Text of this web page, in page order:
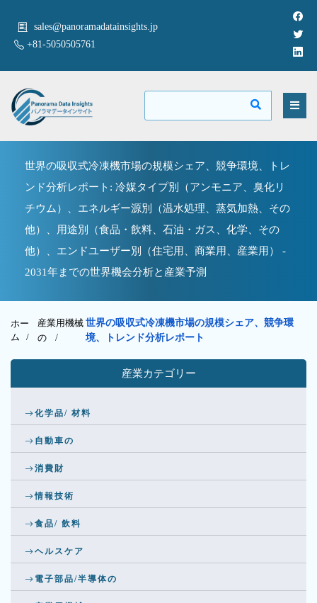
sales@panoramadatainsights.jp
+81-5050505761
世界の吸収式冷凍機市場の規模シェア、競争環境、トレ
ンド分析レポート: 冷媒タイプ別（アンモニア、臭化リ
チウム）、エネルギー源別（温水処理、蒸気加熱、その
他）、用途別（食品・飲料、石油・ガス、化学、その
他）、エンドユーザー別（住宅用、商業用、産業用） -
2031年までの世界機会分析と産業予測
ホー
ム /
産業用機械
の /
世界の吸収式冷凍機市場の規模シェア、競争環
境、トレンド分析レポート
産業カテゴリー
化学品/ 材料
自動車の
消費財
情報技術
食品/ 飲料
ヘルスケア
電子部品/半導体の